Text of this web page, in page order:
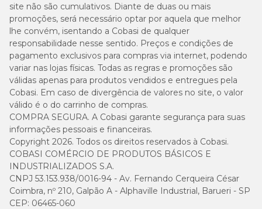
site não são cumulativos. Diante de duas ou mais
promoções, será necessário optar por aquela que melhor
lhe convém, isentando a Cobasi de qualquer
responsabilidade nesse sentido. Preços e condições de
pagamento exclusivos para compras via internet, podendo
variar nas lojas físicas. Todas as regras e promoções são
válidas apenas para produtos vendidos e entregues pela
Cobasi. Em caso de divergência de valores no site, o valor
válido é o do carrinho de compras.
COMPRA SEGURA. A Cobasi garante segurança para suas
informações pessoais e financeiras.
Copyright 2026. Todos os direitos reservados à Cobasi.
COBASI COMÉRCIO DE PRODUTOS BÁSICOS E
INDUSTRIALIZADOS S.A.
CNPJ 53.153.938/0016-94 - Av. Fernando Cerqueira César
Coimbra, nº 210, Galpão A - Alphaville Industrial, Barueri - SP
CEP: 06465-060